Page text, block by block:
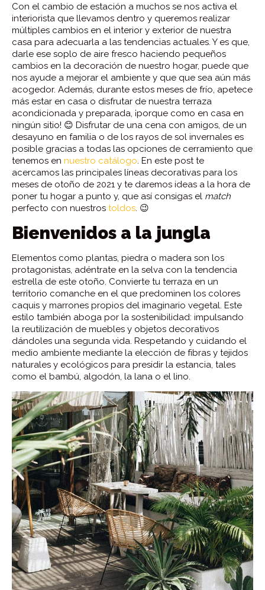
Con el cambio de estación a muchos se nos activa el
interiorista que llevamos dentro y queremos realizar
múltiples cambios en el interior y exterior de nuestra
casa para adecuarla a las tendencias actuales. Y es que,
darle ese soplo de aire fresco haciendo pequeños
cambios en la decoración de nuestro hogar, puede que
nos ayude a mejorar el ambiente y que que sea aún más
acogedor. Además, durante estos meses de frío, apetece
más estar en casa o disfrutar de nuestra terraza
acondicionada y preparada, ¡porque como en casa en
ningún sitio! 😊 Disfrutar de una cena con amigos, de un
desayuno en familia o de los rayos de sol invernales es
posible gracias a todas las opciones de cerramiento que
tenemos en nuestro catálogo . En este post te
acercamos las principales líneas decorativas para los
meses de otoño de 2021 y te daremos ideas a la hora de
poner tu hogar a punto y, que así consigas el match
perfecto con nuestros toldos . 😉
Bienvenidos a la jungla
Elementos como plantas, piedra o madera son los
protagonistas, adéntrate en la selva con la tendencia
estrella de este otoño. Convierte tu terraza en un
territorio comanche en el que predominen los colores
caquis y marrones propios del imaginario vegetal. Este
estilo también aboga por la sostenibilidad: impulsando
la reutilización de muebles y objetos decorativos
dándoles una segunda vida. Respetando y cuidando el
medio ambiente mediante la elección de fibras y tejidos
naturales y ecológicos para presidir la estancia, tales
como el bambú, algodón, la lana o el lino.